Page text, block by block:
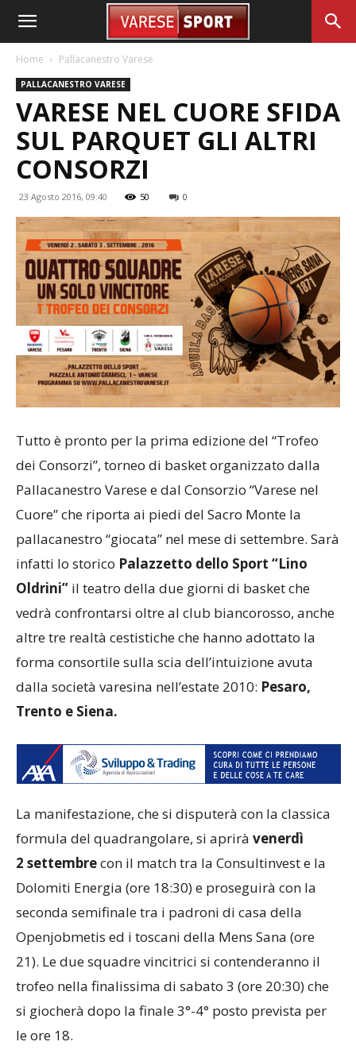
Home Pallacanestro Varese
PALLACANESTRO VARESE
VARESE NEL CUORE SFIDA
SUL PARQUET GLI ALTRI
CONSORZI
23 Agosto 2016, 09:40 50 0
Tutto è pronto per la prima edizione del “Trofeo
dei Consorzi”, torneo di basket organizzato dalla
Pallacanestro Varese e dal Consorzio “Varese nel
Cuore” che riporta ai piedi del Sacro Monte la
pallacanestro “giocata” nel mese di settembre. Sarà
infatti lo storico Palazzetto dello Sport “Lino
Oldrini” il teatro della due giorni di basket che
vedrà confrontarsi oltre al club biancorosso, anche
altre tre realtà cestistiche che hanno adottato la
forma consortile sulla scia dell’intuizione avuta
dalla società varesina nell’estate 2010: Pesaro,
Trento e Siena.
La manifestazione, che si disputerà con la classica
formula del quadrangolare, si aprirà venerdì
2 settembrecon il match tra la Consultinvest e la
Dolomiti Energia (ore 18:30) e proseguirà con la
seconda semifinale tra i padroni di casa della
Openjobmetis ed i toscani della Mens Sana (ore
21). Le due squadre vincitrici si contenderanno il
trofeo nella finalissima di sabato 3 (ore 20:30) che
si giocherà dopo la finale 3°-4° posto prevista per
le ore 18.